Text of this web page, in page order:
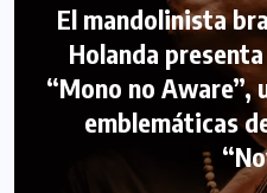
El mandolinista
Holanda
“Mono no Aware”,
emblemáticas